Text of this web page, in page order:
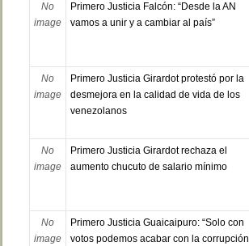
No
image
Primero Justicia Falcón: “Desde la AN
vamos a unir y a cambiar al país”
No
image
Primero Justicia Girardot protestó por la
desmejora en la calidad de vida de los
venezolanos
No
image
Primero Justicia Girardot rechaza el
aumento chucuto de salario mínimo
No
image
Primero Justicia Guaicaipuro: “Solo con
votos podemos acabar con la corrupción